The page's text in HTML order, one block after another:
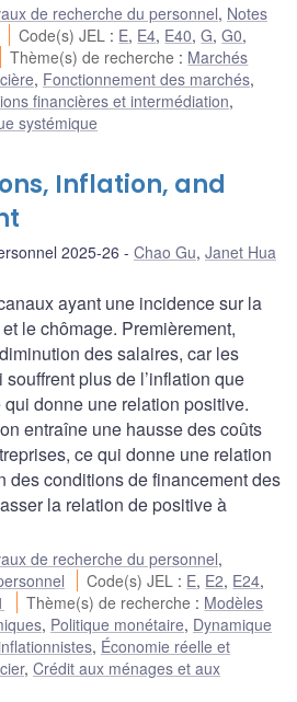
de recherche du personnel, Notes
Code(s) JEL : E, E4, E40,G,G0,
Thème(s) de recherche : Marchés
, Fonctionnement des marchés,
financières et intermédiation,
systémique
Inflation, and
2025-26 Chao Gu, Janet Hua
ayant une incidence sur la
le chômage. Premièrement,
des salaires, car les
plus de l’inflation que
donne une relation positive.
entraîne une hausse des coûts
ce qui donne une relation
des conditions de financement des
la relation de positive à
de recherche du personnel,
Code(s) JEL : E, E2, E24,
Thème(s) de recherche : Modèles
, Politique monétaire, Dynamique
, Économie réelle et
, Crédit aux ménages et aux